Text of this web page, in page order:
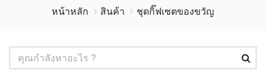
หน้าหลัก สินค้า ชุดกิ๊ฟเซตของขวัญ